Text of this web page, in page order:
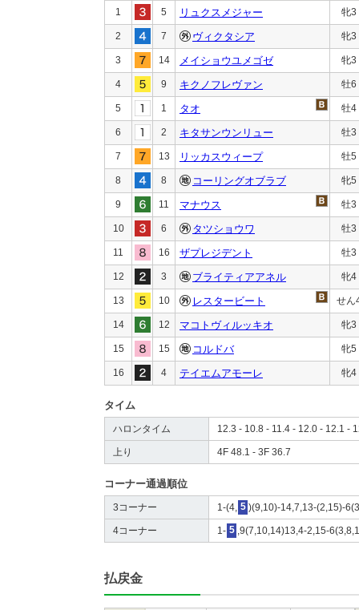
1 5 リュクスメジャー 牝3
2 7 ヴィクタシア 牝3
3 14 メイショウユメゴゼ 牝3
4 9 キクノフレヴァン 牡6
5 1 タオ 牡4
6 2 キタサンウンリュー 牡3
7 13 リッカスウィープ 牡5
8 8 コーリングオブラブ 牝5
9 11 マナウス 牡3
10 6 タツショウワ 牡3
11 16 ザプレジデント 牡3
12 3 ブライティアアネル 牝4
13 10 レスタービート せん
14 12 マコトヴィルッキオ 牝3
15 15 コルドバ 牝5
16 4 テイエムアモーレ 牝4
タイム
ハロンタイム 12.3 - 10.8 - 11.4 - 12.0 - 12.1 -
上り 4F 48.1 - 3F 36.7
コーナー通過順位
3コーナー 1-(4, 5 )(9,10)-14,7,13-(2,15)-
4コーナー 1- 5 ,9(7,10,14)13,4-2,15-
払戻金